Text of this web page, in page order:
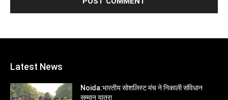
Latest News
Noida:भारतीय सोशलिस्ट मंच ने निकाली संविधान
सम्मान यात्रा